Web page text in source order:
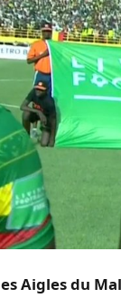
Aigles du